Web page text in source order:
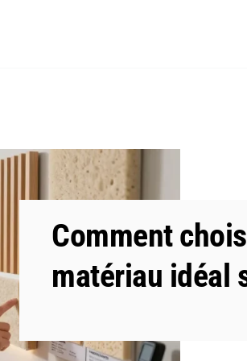
Comment
matériau idéal